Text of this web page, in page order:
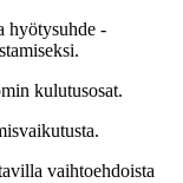
hyötysuhde -
kulutusosat.
vaihtoehdoista